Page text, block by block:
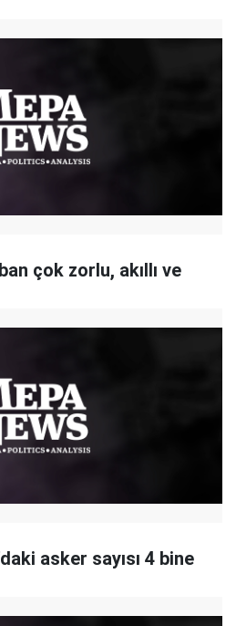
çok zorlu, akıllı ve
asker sayısı 4 bine